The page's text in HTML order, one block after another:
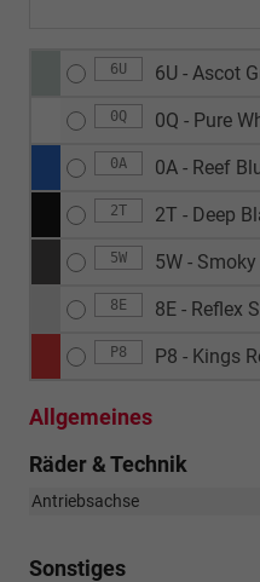
6U 6U - Ascot
0Q 0Q - Pure
0A 0A - Reef
2T 2T - Deep
5W 5W -
8E 8E - Reflex
P8 P8 - Kings
Allgemeines
Räder & Technik
Antriebsachse
Sonstiges